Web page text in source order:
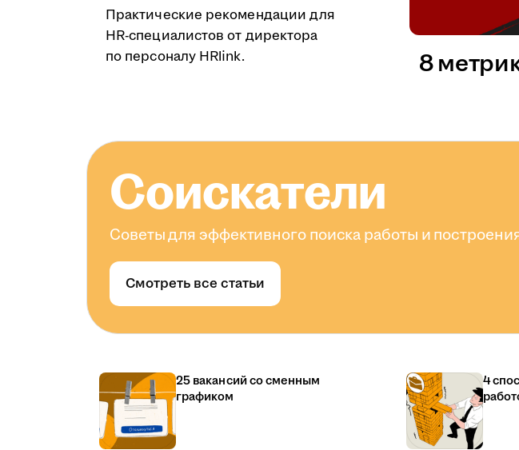
Практические рекомендации для
HR-специалистов от директора
по персоналу HRlink.
8
Соискатели
Советы для эффективного поиска работы и
Смотреть все статьи
25 вакансий со сменным
графиком
4